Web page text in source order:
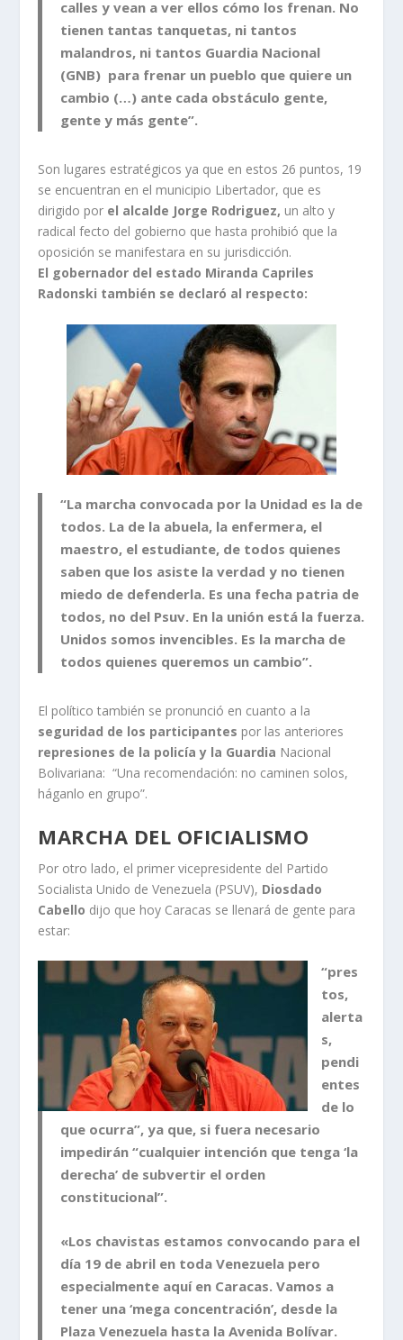
calles y vean a ver ellos cómo los frenan. No
tienen tantas tanquetas, ni tantos
malandros, ni tantos Guardia Nacional
(GNB) para frenar un pueblo que quiere un
cambio (…) ante cada obstáculo gente,
gente y más gente”.
Son lugares estratégicos ya que en estos 26 puntos, 19
se encuentran en el municipio Libertador, que es
dirigido por el alcalde Jorge Rodriguez, un alto y
radical fecto del gobierno que hasta prohibió que la
oposición se manifestara en su jurisdicción.
El gobernador del estado Miranda Capriles
Radonski también se declaró al respecto:
“La marcha convocada por la Unidad es la de
todos. La de la abuela, la enfermera, el
maestro, el estudiante, de todos quienes
saben que los asiste la verdad y no tienen
miedo de defenderla. Es una fecha patria de
todos, no del Psuv. En la unión está la fuerza.
Unidos somos invencibles. Es la marcha de
todos quienes queremos un cambio”.
El político también se pronunció en cuanto a la
seguridad de los participantes por las anteriores
represiones de la policía y la Guardia Nacional
Bolivariana: “Una recomendación: no caminen solos,
háganlo en grupo”.
MARCHA DEL OFICIALISMO
Por otro lado, el primer vicepresidente del Partido
Socialista Unido de Venezuela (PSUV), Diosdado
Cabello dijo que hoy Caracas se llenará de gente para
estar:
“pres
tos,
alerta
s,
pendi
entes
de lo
que ocurra”, ya que, si fuera necesario
impedirán “cualquier intención que tenga ‘la
derecha’ de subvertir el orden
constitucional”.
«Los chavistas estamos convocando para el
día 19 de abril en toda Venezuela pero
especialmente aquí en Caracas. Vamos a
tener una ‘mega concentración’, desde la
Plaza Venezuela hasta la Avenida Bolívar.